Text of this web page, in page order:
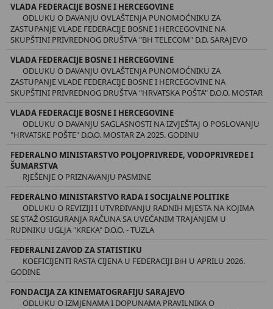
VLADA FEDERACIJE BOSNE I HERCEGOVINE
ODLUKU O DAVANJU OVLAŠTENJA PUNOMOĆNIKU ZA
ZASTUPANJE VLADE FEDERACIJE BOSNE I HERCEGOVINE NA
SKUPŠTINI PRIVREDNOG DRUŠTVA "BH TELECOM" D.D. SARAJEVO
VLADA FEDERACIJE BOSNE I HERCEGOVINE
ODLUKU O DAVANJU OVLAŠTENJA PUNOMOĆNIKU ZA
ZASTUPANJE VLADE FEDERACIJE BOSNE I HERCEGOVINE NA
SKUPŠTINI PRIVREDNOG DRUŠTVA "HRVATSKA POŠTA" D.O.O. MOSTAR
VLADA FEDERACIJE BOSNE I HERCEGOVINE
ODLUKU O DAVANJU SAGLASNOSTI NA IZVJEŠTAJ O POSLOVANJU
"HRVATSKE POŠTE" D.O.O. MOSTAR ZA 2025. GODINU
FEDERALNO MINISTARSTVO POLJOPRIVREDE, VODOPRIVREDE I
ŠUMARSTVA
RJEŠENJE O PRIZNAVANJU PASMINE
FEDERALNO MINISTARSTVO RADA I SOCIJALNE POLITIKE
ODLUKU O REVIZIJI I UTVRĐIVANJU RADNIH MJESTA NA KOJIMA
SE STAŽ OSIGURANJA RAČUNA SA UVEĆANIM TRAJANJEM U
RUDNIKU UGLJA "KREKA" D.O.O. - TUZLA
FEDERALNI ZAVOD ZA STATISTIKU
KOEFICIJENTI RASTA CIJENA U FEDERACIJI BiH U APRILU 2026.
GODINE
FONDACIJA ZA KINEMATOGRAFIJU SARAJEVO
ODLUKU O IZMJENAMA I DOPUNAMA PRAVILNIKA O